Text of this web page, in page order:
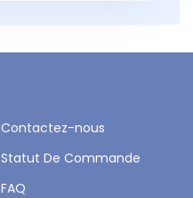
Contactez-nous
Statut De Commande
FAQ